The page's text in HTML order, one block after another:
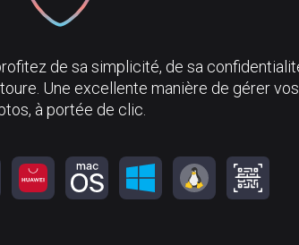
de sa simplicité, de sa
Une excellente manière de gérer vos
à portée de clic.